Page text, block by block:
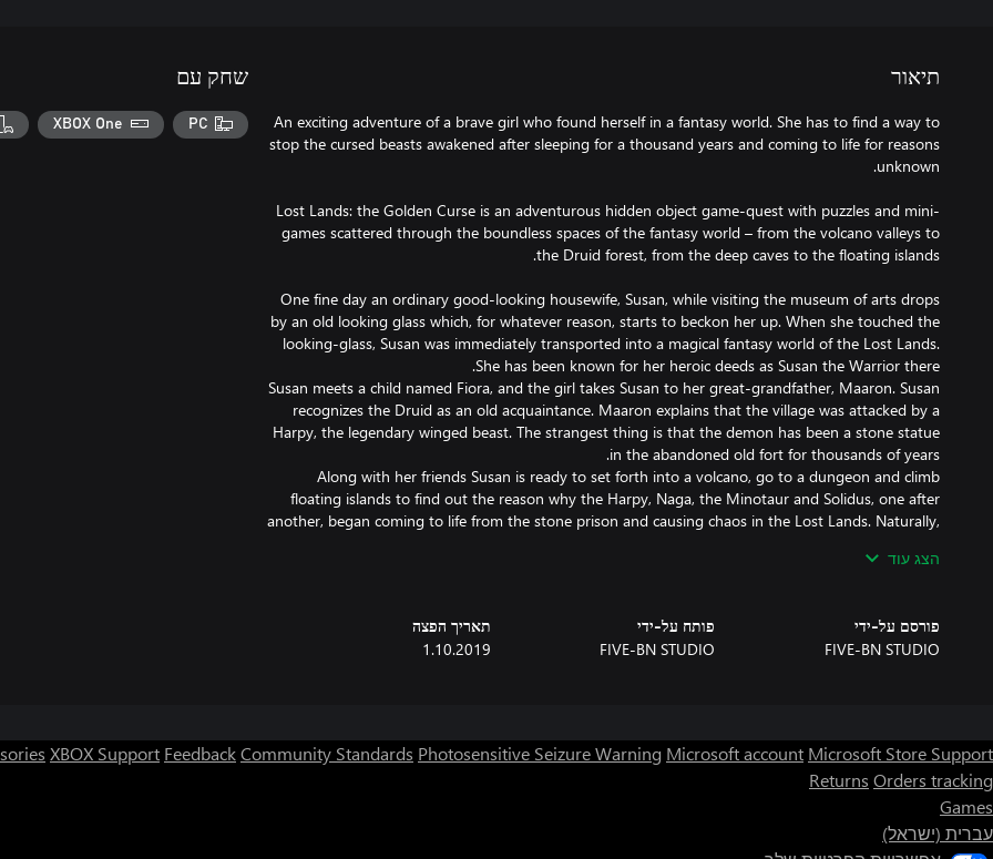
תיאור
An exciting adventure of a brave girl who found herself in a fantasy world. She has to find a way to
stop the cursed beasts awakened after sleeping for a thousand years and coming to life for reasons
Lost Lands: the Golden Curse is an adventurous hidden object game-quest with puzzles and mini-
games scattered through the boundless spaces of the fantasy world – from the volcano valleys to
One fine day an ordinary good-looking housewife, Susan, while visiting the museum of arts drops
by an old looking glass which, for whatever reason, starts to beckon her up. When she touched the
looking-glass, Susan was immediately transported into a magical fantasy world of the Lost Lands.
Susan meets a child named Fiora, and the girl takes Susan to her great-grandfather, Maaron. Susan
recognizes the Druid as an old acquaintance. Maaron explains that the village was attacked by a
Harpy, the legendary winged beast. The strangest thing is that the demon has been a stone statue
Along with her friends Susan is ready to set forth into a volcano, go to a dungeon and climb
floating islands to find out the reason why the Harpy, Naga, the Minotaur and Solidus, one after
another, began coming to life from the stone prison and causing chaos in the Lost Lands. Naturally,
הצג עוד
פורסם על-ידי
FIVE-BN STUDIO
פותח על-ידי
FIVE-BN STUDIO
תאריך הפצה
1.10.2019
שחק עם
PC
XBOX One
XBOX Support FeedbackCommunity Standards Photosensitive Seizure Warning Microsoft account Microsoft Store Support
Returns Orders tracking
Games
עברית (ישראל)